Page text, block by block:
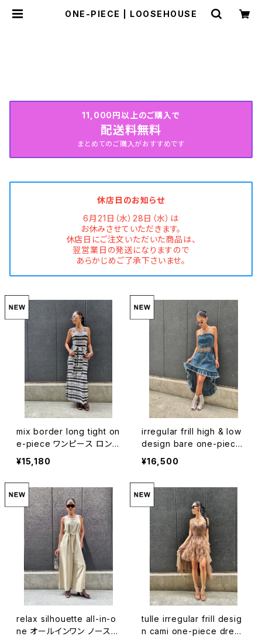
ONE-PIECE | LOOSEHOUSE
11,000円以上のご購入で
配送料無料
まとめてのご購入がおすすめです
休店日のお知らせ
6月21日（水）28日（水）は
お休みさせていただきます。
休店日にご注文いただいた商品は、
翌営業日の発送になりますので
あらかじめご了承下さいませ。
mix border long tight on
e-piece ワンピース ロング
ワンピ ボーダー ストレッチ
重ね着風 タイトシルエット
¥15,180
irregular frill high & low
design bare one-piece
ワンピース ベアワンピ デニ
ム フリル ハイアンドロー
¥16,500
relax silhouette all-in-o
ne オールインワン ノースリ
tulle irregular frill desig
n cami one-piece dress